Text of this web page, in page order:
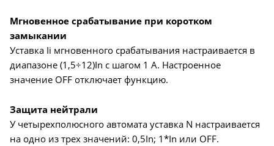
Мгновенное срабатывание при коротком
замыкании
Уставка Ii мгновенного срабатывания настраивается в
диапазоне (1,5÷12)In с шагом 1 А. Настроенное
значение OFF отключает функцию.
Защита нейтрали
У четырехполюсного автомата уставка N настраивается
на одно из трех значений: 0,5In; 1*In или OFF.